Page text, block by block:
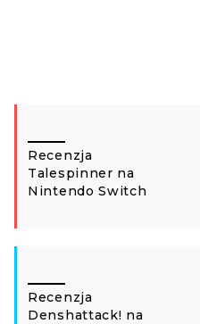
Recenzja
Talespinner na
Nintendo Switch
Recenzja
Denshattack! na